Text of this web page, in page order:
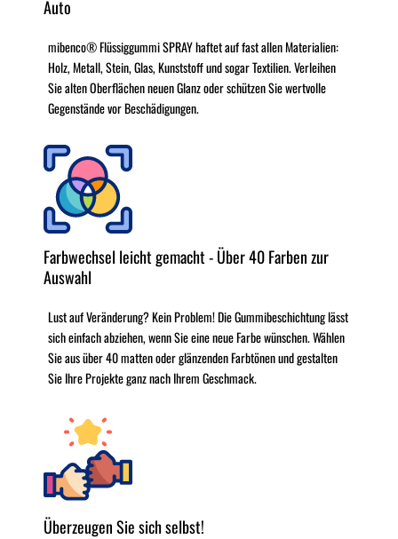
Auto
mibenco® Flüssiggummi SPRAY haftet auf fast allen Materialien:
Holz, Metall, Stein, Glas, Kunststoff und sogar Textilien. Verleihen
Sie alten Oberflächen neuen Glanz oder schützen Sie wertvolle
Gegenstände vor Beschädigungen.
Farbwechsel leicht gemacht - Über 40 Farben zur
Auswahl
Lust auf Veränderung? Kein Problem! Die Gummibeschichtung lässt
sich einfach abziehen, wenn Sie eine neue Farbe wünschen. Wählen
Sie aus über 40 matten oder glänzenden Farbtönen und gestalten
Sie Ihre Projekte ganz nach Ihrem Geschmack.
Überzeugen Sie sich selbst!